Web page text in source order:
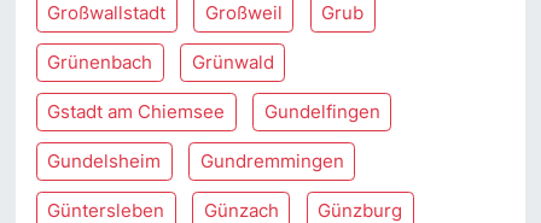
Großwallstadt Großweil Grub
Grünenbach Grünwald
Gstadt am Chiemsee Gundelfingen
Gundelsheim Gundremmingen
Güntersleben Günzach Günzburg